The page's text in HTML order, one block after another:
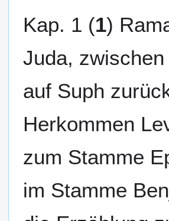
Kap. 1 (1)
Juda,
auf Suph
Herkommen
zum Stamme
im Stamme